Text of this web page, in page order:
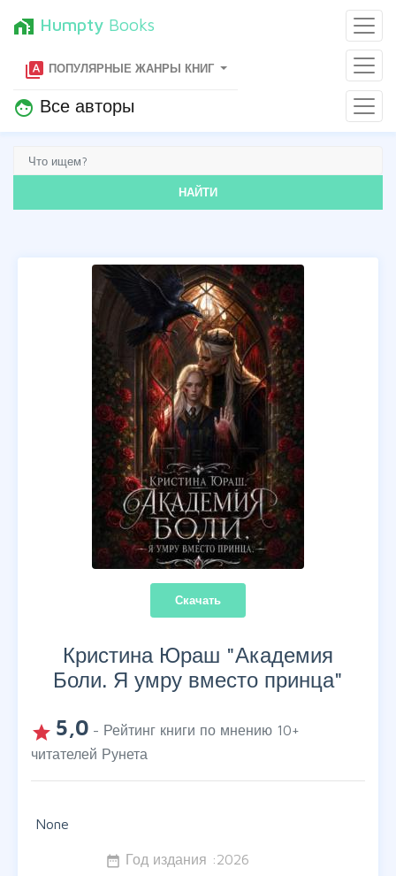
home_work Humpty Books
type_specimen ПОПУЛЯРНЫЕ ЖАНРЫ КНИГ
face Все авторы
НАЙТИ
Скачать
Кристина Юраш "Академия
Боли. Я умру вместо принца"
grade 5,0 - Рейтинг книги по мнению 10+
читателей Рунета
None
date_range Год издания :2026